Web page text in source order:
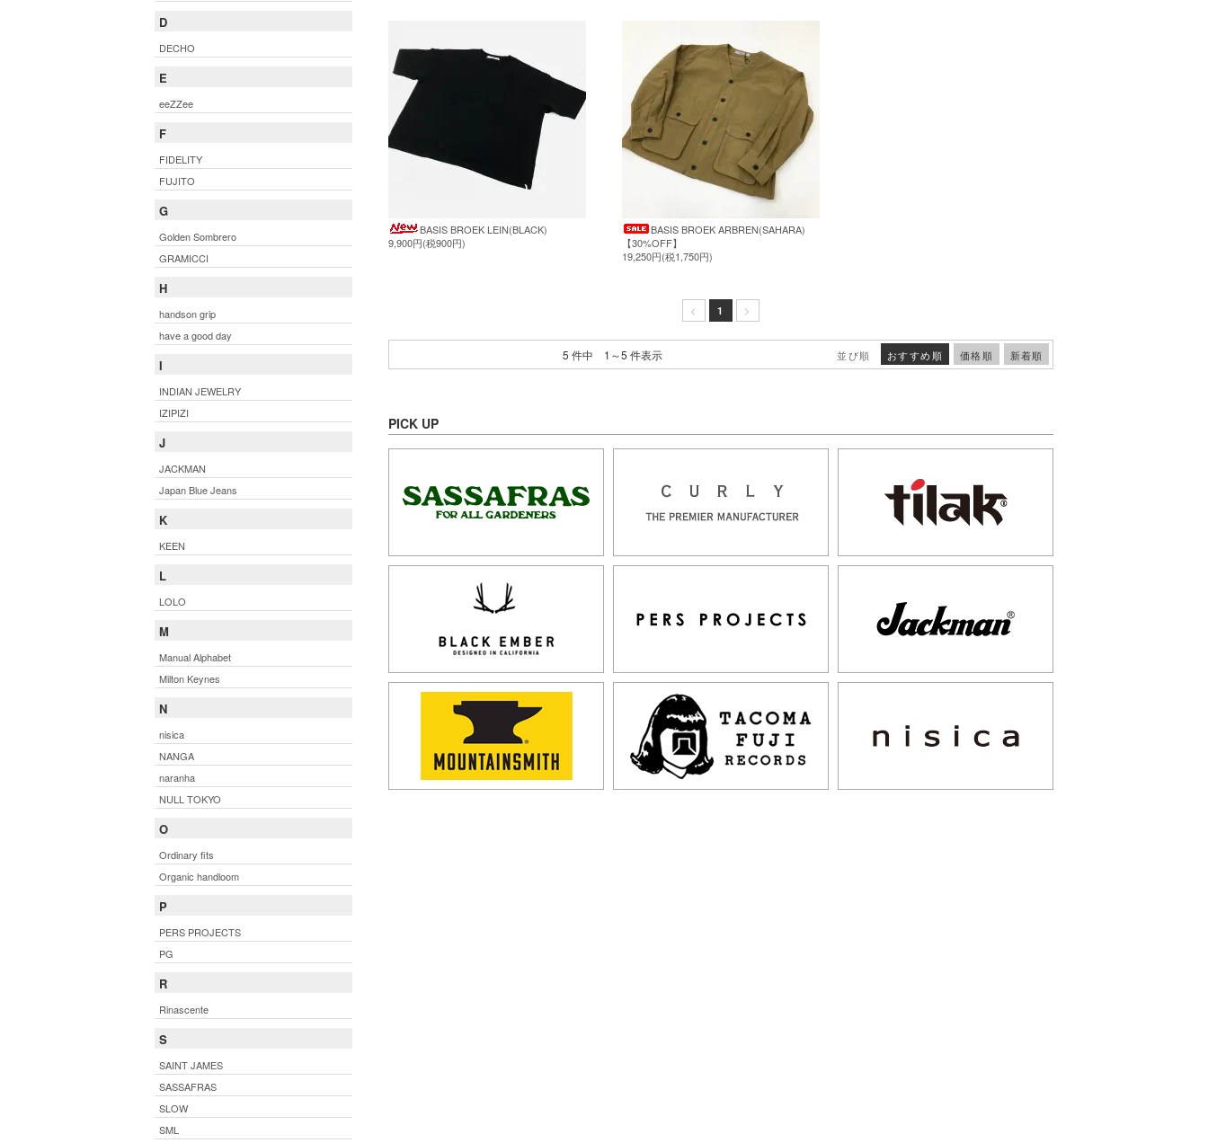
BASIS BROEK LEIN(BLACK)
9,900円(税900円)
BASIS BROEK ARBREN(SAHARA)
【30%OFF】
19,250円(税1,750円)
< 1 >
並び順 おすすめ順 価格順 新着順
5 件中 1～5 件表示
PICK UP
D
DECHO
E
eeZZee
F
FIDELITY
FUJITO
G
Golden Sombrero
GRAMICCI
H
handson grip
have a good day
I
INDIAN JEWELRY
IZIPIZI
J
JACKMAN
Japan Blue Jeans
K
KEEN
L
LOLO
M
Manual Alphabet
Milton Keynes
N
nisica
NANGA
naranha
NULL TOKYO
O
Ordinary fits
Organic handloom
P
PERS PROJECTS
PG
R
Rinascente
S
SAINT JAMES
SASSAFRAS
SLOW
SML